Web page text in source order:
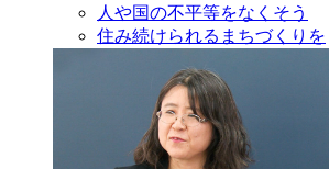
人や国の不平等をなくそう
住み続けられるまちづくりを